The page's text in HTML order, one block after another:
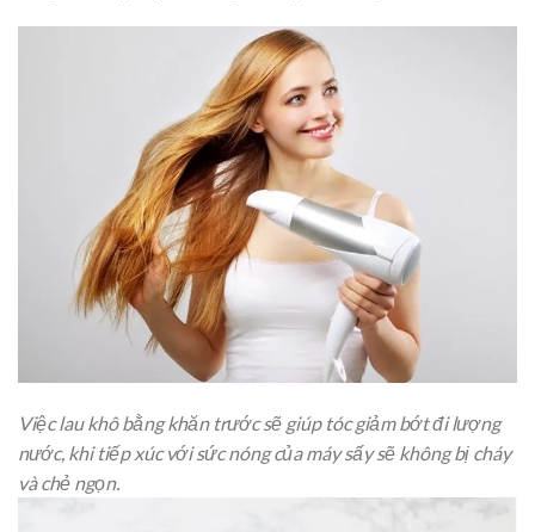
Việc lau khô bằng khăn trước sẽ giúp tóc giảm bớt đi lượng
nước, khi tiếp xúc với sức nóng của máy sấy sẽ không bị cháy
và chẻ ngọn.